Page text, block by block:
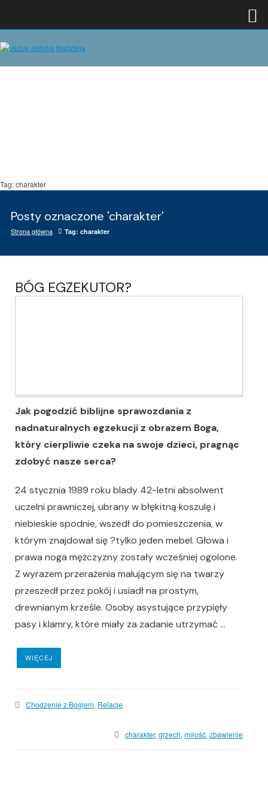
Tag: charakter
Posty oznaczone 'charakter'
Strona główna Tag: charakter
BÓG EGZEKUTOR?
Jak pogodzić biblijne sprawozdania z
nadnaturalnych egzekucji z obrazem Boga,
który cierpliwie czeka na swoje dzieci, pragnąc
zdobyć nasze serca?
24 stycznia 1989 roku blady 42-letni absolwent
uczelni prawniczej, ubrany w błękitną koszulę i
niebieskie spodnie, wszedł do pomieszczenia, w
którym znajdował się ?tylko jeden mebel. Głowa i
prawa noga mężczyzny zostały wcześniej ogolone.
Z wyrazem przerażenia malującym się na twarzy
przeszedł przez pokój i usiadł na prostym,
drewnianym krześle. Osoby asystujące przypięły
pasy i klamry, które miały za zadanie utrzymać ...
WIĘCEJ
Chodzenie z Bogiem, Relacje
charakter,grzech,miłość,zbawienie